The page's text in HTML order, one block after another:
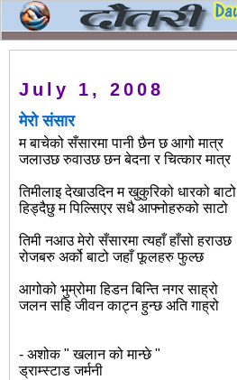
July 1, 2008
मेरो संसार
म बाचेको सँसारमा पानी छैन छ आगो मात्र
जलाउछ रुवाउछ छन बेदना र चित्कार मात्र
तिमीलाइ देखाउदिन म खुकुरिको धारको बाटो
हिड्दैछु म पिल्सिएर सधै आफ्नोहरुको साटो
तिमी नआउ मेरो सँसारमा त्यहाँ हाँसो हराउछ
रोजबरु अर्को बाटो जहाँ फूलहरु फुल्छ
आगोको भुम्रोमा हिडन बिन्ति नगर साह्रो
जलन सहि जीवन काट्न हुन्छ अति गाह्रो
- अशोक " खलान को मान्छे "
ड्राम्स्टाड जर्मनी